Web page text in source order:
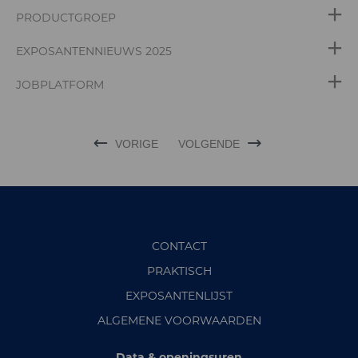
PRODUCTGROEP
EXPOSANTENNIEUWS 2025
JOBPLATFORM
VORIGE VOLGENDE
CONTACT
PRAKTISCH
EXPOSANTENLIJST
ALGEMENE VOORWAARDEN